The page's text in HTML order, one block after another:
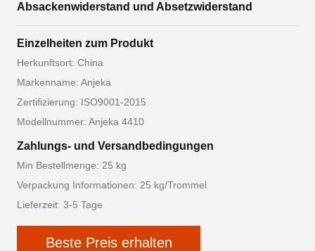
Absackenwiderstand und Absetzwiderstand
Einzelheiten zum Produkt
Herkunftsort: China
Markenname: Anjeka
Zertifizierung: ISO9001-2015
Modellnummer: Anjeka 4410
Zahlungs- und Versandbedingungen
Min Bestellmenge: 25 kg
Verpackung Informationen: 25 kg/Trommel
Lieferzeit: 3-5 Tage
Beste Preis erhalten